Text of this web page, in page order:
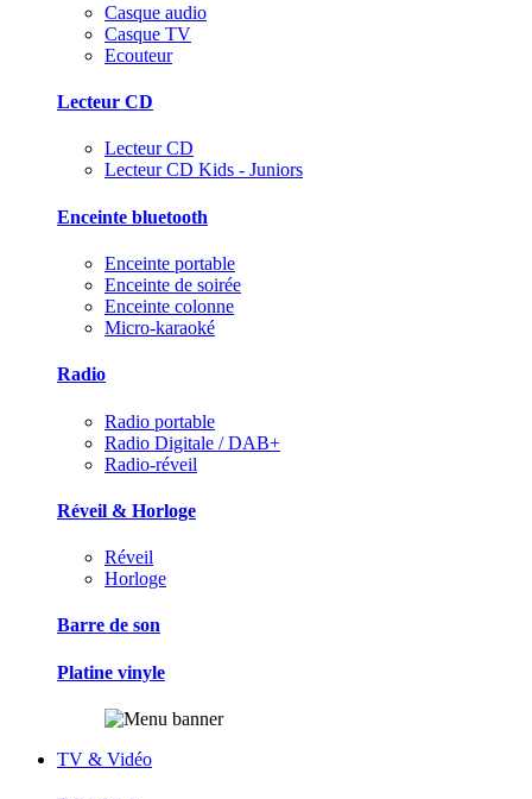
Casque audio
Casque TV
Ecouteur
Lecteur CD
Lecteur CD
Lecteur CD Kids - Juniors
Enceinte bluetooth
Enceinte portable
Enceinte de soirée
Enceinte colonne
Micro-karaoké
Radio
Radio portable
Radio Digitale / DAB+
Radio-réveil
Réveil & Horloge
Réveil
Horloge
Barre de son
Platine vinyle
TV & Vidéo